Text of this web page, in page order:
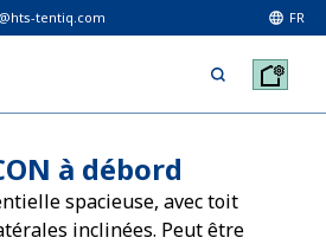
tentiq.com FR
à débord
spacieuse, avec toit
inclinées. Peut être